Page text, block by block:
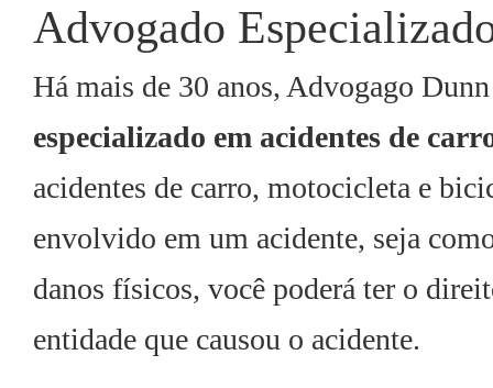
Advogado
Há mais de 30 anos, Advogago
especializado em acidentes de
acidentes de carro, motocicleta e
envolvido em um acidente, seja
danos físicos, você poderá ter o
entidade que causou o acidente.